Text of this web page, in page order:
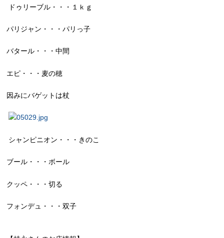
ドゥリーブル・・・１ｋｇ
パリジャン・・・パリっ子
バタール・・・中間
エピ・・・麦の穂
因みにバゲットは杖
シャンピニオン・・・きのこ
ブール・・・ボール
クッペ・・・切る
フォンデュ・・・双子